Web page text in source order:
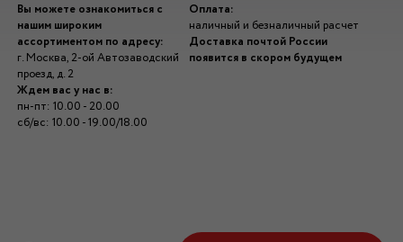
Вы можете ознакомиться с
нашим широким
ассортиментом по адресу:
г. Москва, 2-ой Автозаводский
проезд, д. 2
Ждем вас у нас в:
пн-пт: 10.00 - 20.00
сб/вс: 10.00 - 19.00/18.00
Оплата:
наличный и безналичный расчет
Доставка почтой России
появится в скором будущем